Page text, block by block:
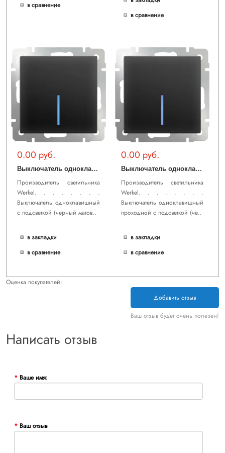
в сравнение
в сравнение
0.00 руб.
В
ыключатель одноклавишный с подсветкой (черный матовый) WL08-SW-1G-LED
Производитель светильника
Werkel. . . . . . . .
Выключатель одноклавишный
с подсветкой (черный матов..
в закладки
в сравнение
0.00 руб.
В
ыключатель одноклавишный проходной с подсветкой (черный матовый) WL08-SW-1G-2W-LED
Производитель светильника
Werkel. . . . . . . .
Выключатель одноклавишный
проходной с подсветкой (че..
в закладки
в сравнение
Оценка покупателей:
Добавить отзыв
Ваш отзыв будет очень полезен!
Написать отзыв
Ваше имя:
Ваш отзыв